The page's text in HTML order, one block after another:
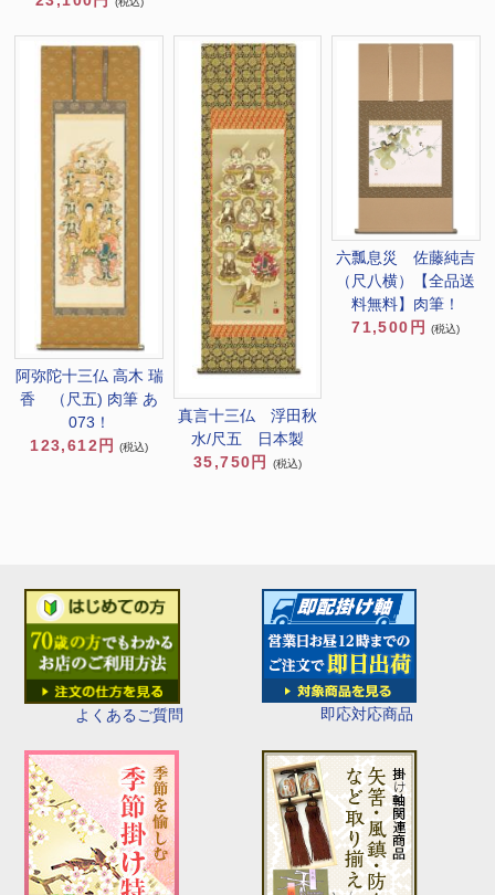
よくあるご質問 即応対応商品
阿弥陀十三仏 高木 瑞
香 （尺五) 肉筆 あ
073！
123,612円
(税込)
真言十三仏 浮田秋
水/尺五 日本製
35,750円
(税込)
六瓢息災 佐藤純吉
（尺八横）【全品送
料無料】肉筆！
71,500円
(税込)